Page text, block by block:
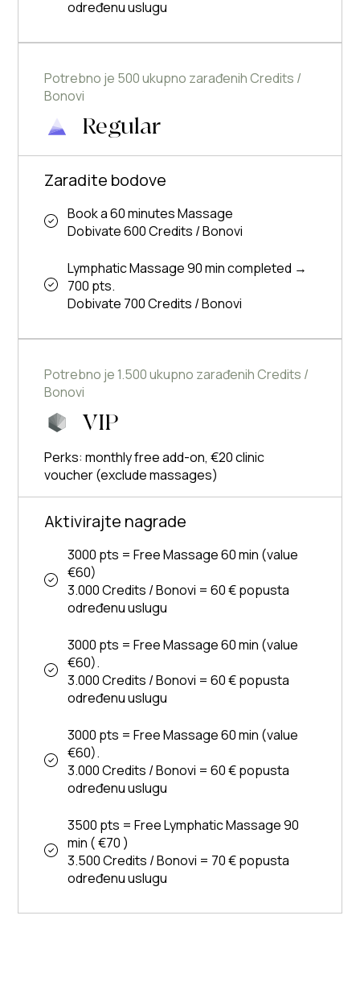
određenu uslugu
Regular
Potrebno je 500 ukupno zarađenih Credits /
Bonovi
Zaradite bodove
Book a 60 minutes Massage
Dobivate 600 Credits / Bonovi
Lymphatic Massage 90 min completed →
700 pts.
Dobivate 700 Credits / Bonovi
VIP
Potrebno je 1.500 ukupno zarađenih Credits /
Bonovi
Perks: monthly free add-on, €20 clinic
voucher (exclude massages)
Aktivirajte nagrade
3000 pts = Free Massage 60 min (value
€60)
3.000 Credits / Bonovi = 60 € popusta
određenu uslugu
3000 pts = Free Massage 60 min (value
€60).
3.000 Credits / Bonovi = 60 € popusta
određenu uslugu
3000 pts = Free Massage 60 min (value
€60).
3.000 Credits / Bonovi = 60 € popusta
određenu uslugu
3500 pts = Free Lymphatic Massage 90
min ( €70 )
3.500 Credits / Bonovi = 70 € popusta
određenu uslugu